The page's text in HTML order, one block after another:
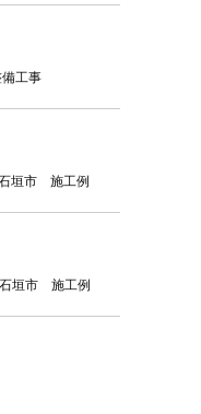
工事
垣市 施工例
垣市 施工例